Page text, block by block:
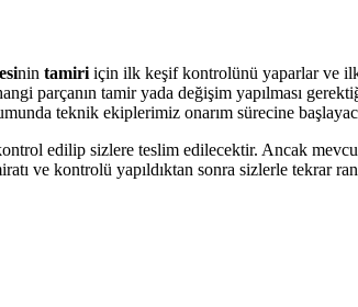
nin tamiri için ilk keşif kontrolünü yaparlar ve
parçanın tamir yada değişim yapılması
teknik ekiplerimiz onarım sürecine
edilip sizlere teslim edilecektir. Ancak
ve kontrolü yapıldıktan sonra sizlerle tekrar